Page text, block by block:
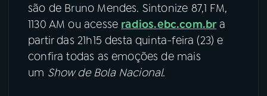
são de Bruno Mendes. Sintonize 87,1 FM,
1130 AM ou acesse radios.ebc.com.br a
partir das 21h15 desta quinta-feira (23) e
confira todas as emoções de mais
um Show de Bola Nacional.